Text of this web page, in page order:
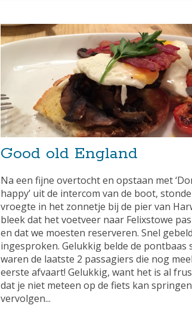
Good old England
Na een fijne overtocht en opstaan met
happy’ uit de intercom van de boot,
vroegte in het zonnetje bij de pier van
bleek dat het voetveer naar Felixstowe
en dat we moesten reserveren. Snel
ingesproken. Gelukkig belde de pontbaas
waren de laatste 2 passagiers die nog
eerste afvaart! Gelukkig, want het is al
dat je niet meteen op de fiets kan
vervolgen...